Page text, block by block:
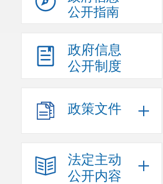
公开指南
政府信息
公开制度
政策文件
法定主动
公开内容